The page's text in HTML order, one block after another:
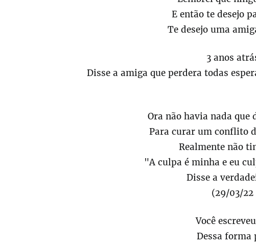
E então te desejo
Te desejo uma
3 anos
Disse a amiga que perdera todas
Ora não havia nada
Para curar um conflito
Realmente não
"A culpa é minha e eu
Disse a
(29/03/
Você
Dessa forma